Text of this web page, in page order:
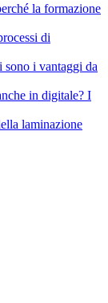
la formazione
di
sono i vantaggi da
in digitale? I
laminazione